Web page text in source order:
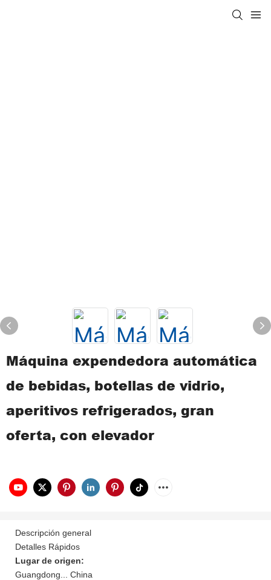
Máquina expendedora automática
de bebidas, botellas de vidrio,
aperitivos refrigerados, gran
oferta, con elevador
Descripción general
Detalles Rápidos
Lugar de origen:
Guangdong... China